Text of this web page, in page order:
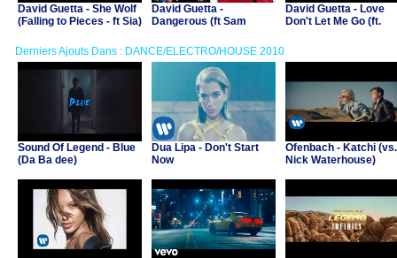
David Guetta - She Wolf
(Falling to Pieces - ft Sia)
David Guetta -
Dangerous (ft Sam
David Guetta - Love
Don't Let Me Go (ft.
Derniers Ajouts Dans : DANCE/ELECTRO/HOUSE 2010
Sound Of Legend - Blue
(Da Ba dee)
Dua Lipa - Don't Start
Now
Ofenbach - Katchi (vs.
Nick Waterhouse)